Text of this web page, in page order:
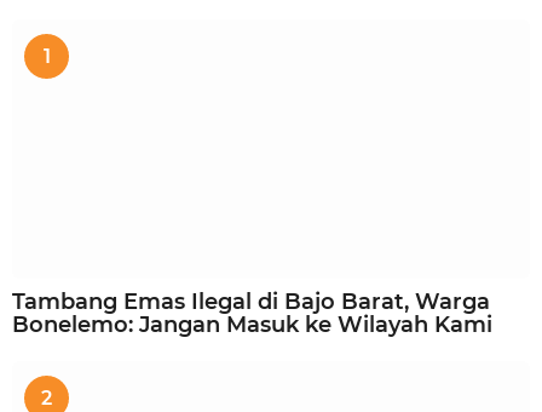
1
Tambang Emas Ilegal di Bajo Barat, Warga
Bonelemo: Jangan Masuk ke Wilayah Kami
2